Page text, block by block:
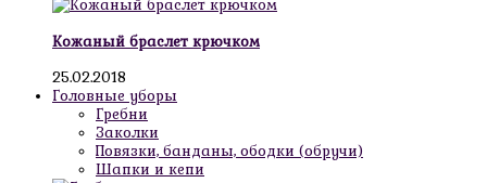
Кожаный браслет крючком
25.02.2018
Головные уборы
Гребни
Заколки
Повязки, банданы, ободки (обручи)
Шапки и кепи